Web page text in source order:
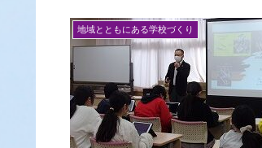
地域とともにある学校づくり